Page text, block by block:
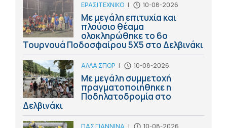
ΕΡΑΣΙΤΕΧΝΙΚΟ | 10-08-2026
Με μεγάλη επιτυχία και
πλούσιο θέαμα
ολοκληρώθηκε το 6ο
Τουρνουά Ποδοσφαίρου 5Χ5 στο Δελβινάκι
ΑΛΛΑ ΣΠΟΡ | 10-08-2026
Με μεγάλη συμμετοχή
πραγματοποιήθηκε η
Ποδηλατοδρομία στο
Δελβινάκι